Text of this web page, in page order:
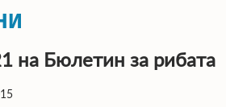
на Бюлетин за рибата